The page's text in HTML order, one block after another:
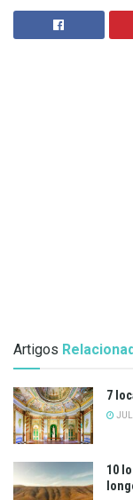
Artigos
7
10